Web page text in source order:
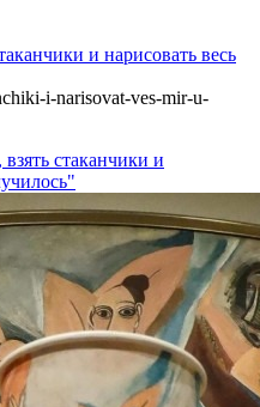
и нарисовать весь
i-narisovat-ves-mir-u-
стаканчики и